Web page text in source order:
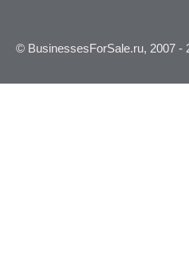
© BusinessesForSale.ru, 2007 -